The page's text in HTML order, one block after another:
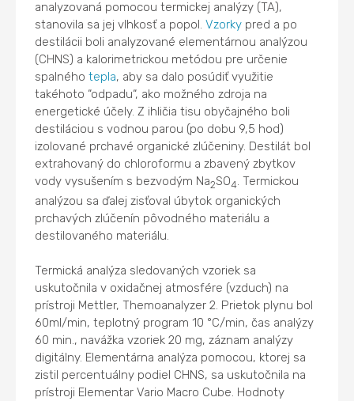
analyzovaná pomocou termickej analýzy (TA),
stanovila sa jej vlhkosť a popol.Vzorky pred a po
destilácii boli analyzované elementárnou analýzou
(CHNS) a kalorimetrickou metódou pre určenie
spalnéhotepla, aby sa dalo posúdiť využitie
takéhoto “odpadu“, ako možného zdroja na
energetické účely. Z ihličia tisu obyčajného boli
destiláciou s vodnou parou (po dobu 9,5 hod)
izolované prchavé organické zlúčeniny. Destilát bol
extrahovaný do chloroformu a zbavený zbytkov
vody vysušením s bezvodým Na2SO4 . Termickou
analýzou sa ďalej zisťoval úbytok organických
prchavých zlúčenín pôvodného materiálu a
destilovaného materiálu.
Termická analýza sledovaných vzoriek sa
uskutočnila v oxidačnej atmosfére (vzduch) na
prístroji Mettler, Themoanalyzer 2. Prietok plynu bol
60ml/min, teplotný program 10 °C/min, čas analýzy
60 min., navážka vzoriek 20 mg, záznam analýzy
digitálny. Elementárna analýza pomocou, ktorej sa
zistil percentuálny podiel CHNS, sa uskutočnila na
prístroji Elementar Vario Macro Cube. Hodnoty